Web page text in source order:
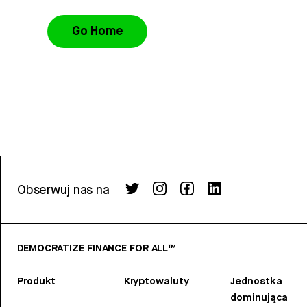
Go Home
Obserwuj nas na
DEMOCRATIZE FINANCE FOR ALL™
Produkt Kryptowaluty
Jednostka
dominująca